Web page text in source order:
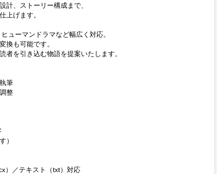
計、ストーリー構成まで、
上げます。
ューマンドラマなど幅広く対応。
換も可能です。
者を引き込む物語を提案いたします。
筆
整
）
）／テキスト（txt）対応